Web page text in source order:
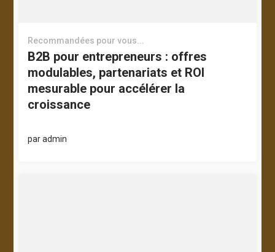
Recommandées pour vous...
B2B pour entrepreneurs : offres
modulables, partenariats et ROI
mesurable pour accélérer la
croissance
paradmin